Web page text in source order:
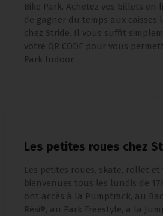
Bike Park. Achetez vos billets en
de gagner du temps aux caisses
chez Stride. Il vous suffit
votre QR CODE pour vous
Park Indoor.
Les petites roues chez
Les petites roues, skate, rollet
bienvenues tous les lundis de
ont accès à la Pumptrack, au
Rési®, au Park Freestyle, à la